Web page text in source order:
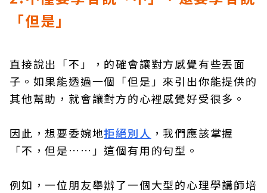
「但是」
直接說出「不」，的確會讓對方感覺有些丟面
子。如果能透過一個「但是」來引出你能提供的
其他幫助，就會讓對方的心裡感覺好受很多。
因此，想要委婉地拒絕別人 ，我們應該掌握
「不，但是……」這個有用的句型。
例如，一位朋友舉辦了一個大型的心理學講師培